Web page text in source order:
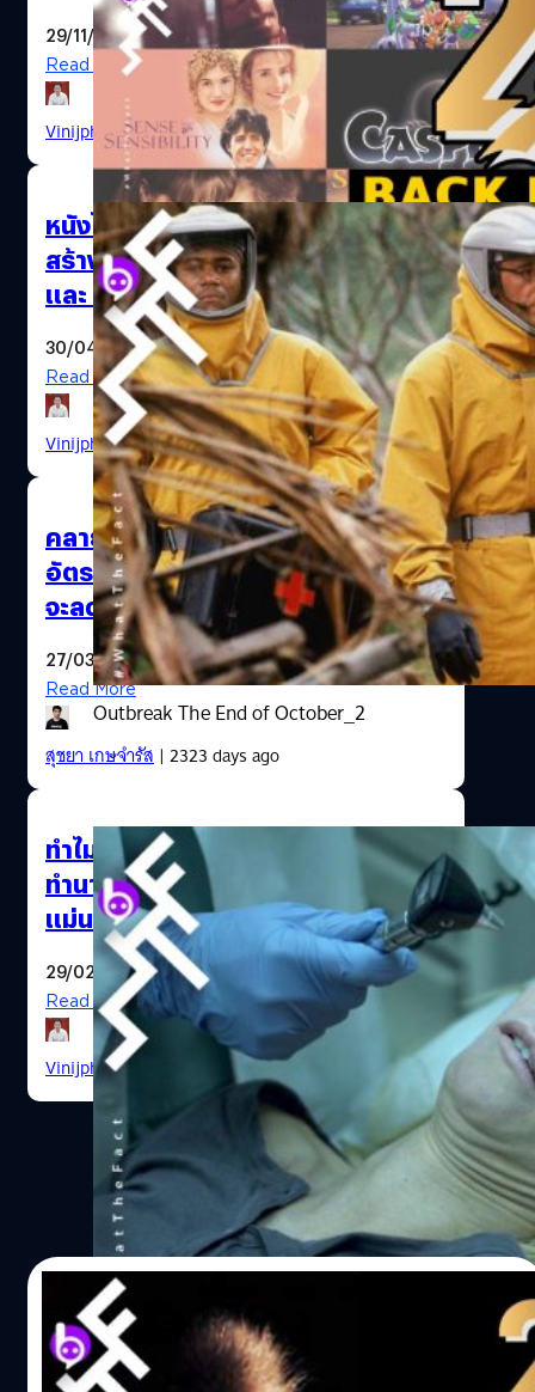
25 Years Movies
29/11/2020
Read More
Vinijphat Kanyapong| 2075 days ago
Outbreak The End of October_2
หนังไวรัส Covid-19 เรื่องแรก กำลัง
สร้างโดย Ridley Scott ผู้กำกับ Alien
และ The Martian
30/04/2020
Read More
Vinijphat Kanyapong| 2288 days ago
คลายสงสัย…ถ้าเข้าสู่ฤดูร้อนแล้ว
อัตราการแพร่ระบาดของ Covid-19
จะลดลงบ้างไหม
27/03/2020
Read More
สุชยา เกษจำรัส| 2323 days ago
Contagion
ทำไมหนังโรคระบาด Contagion ถึง
ทำนายสถานการณ์เชื้อไวรัสโคโรนาได้
แม่นยำ ล่วงหน้าถึง 9 ปี?
29/02/2020
Read More
Vinijphat Kanyapong | 2350 days ago
03/02/2020
25 ปี Outbreak หนังไวรัสแพร่ระบาดที่เข้ากับ
บรรยากาศขณะนี้ กับเรื่องราวเบื้องลึกเบื้อง